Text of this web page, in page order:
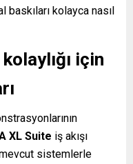
kolayca nasıl
için
XL Suite iş akışı
sistemlerle